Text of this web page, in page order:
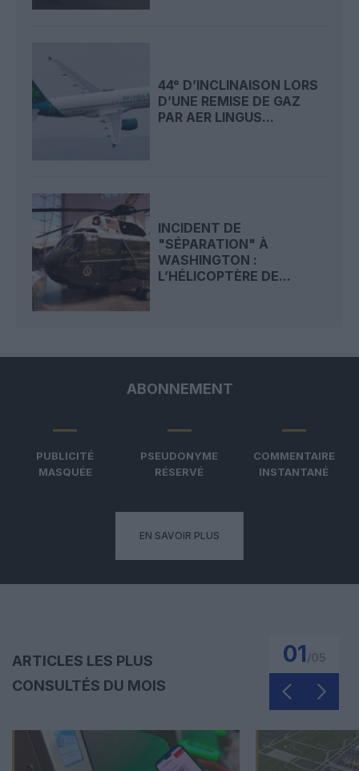
44° D’INCLINAISON LORS
D’UNE REMISE DE GAZ
PAR AER LINGUS...
INCIDENT DE
"SÉPARATION" À
WASHINGTON :
L’HÉLICOPTÈRE DE...
ABONNEMENT
PUBLICITÉ
MASQUÉE
PSEUDONYME
RÉSERVÉ
COMMENTAIRE
INSTANTANÉ
EN SAVOIR PLUS
ARTICLES LES PLUS
CONSULTÉS DU MOIS
01